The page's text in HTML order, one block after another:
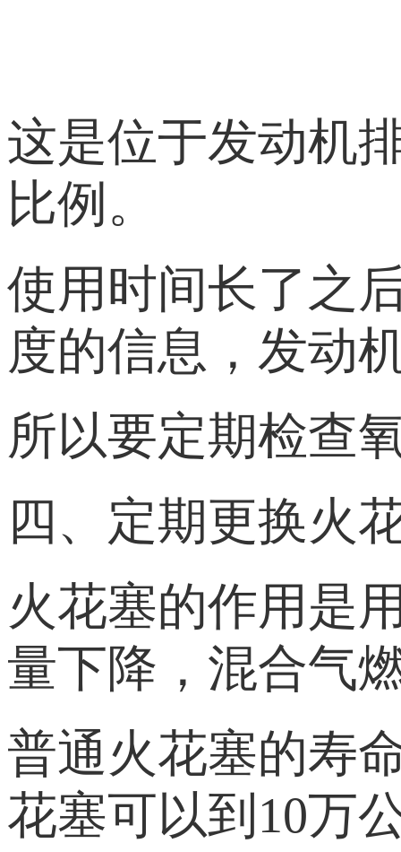
这是位于发动机
比例。
使用时间长了之
度的信息，发动
所以要定期检查
四、定期更换火
火花塞的作用是
量下降，混合气
普通火花塞的寿
花塞可以到10万